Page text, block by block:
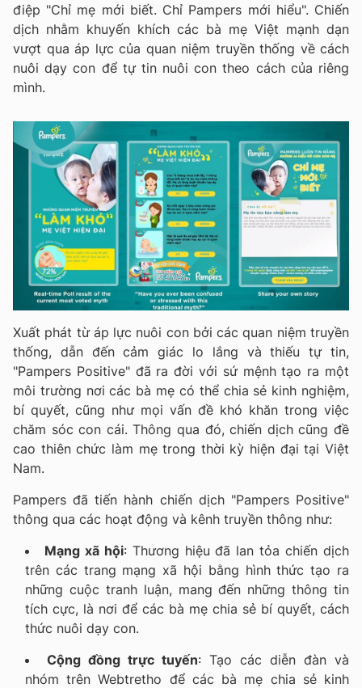
điệp "Chỉ mẹ mới biết. Chỉ Pampers mới hiểu". Chiến
dịch nhằm khuyến khích các bà mẹ Việt mạnh dạn
vượt qua áp lực của quan niệm truyền thống về cách
nuôi dạy con để tự tin nuôi con theo cách của riêng
mình.
Xuất phát từ áp lực nuôi con bởi các quan niệm truyền
thống, dẫn đến cảm giác lo lắng và thiếu tự tin,
"Pampers Positive" đã ra đời với sứ mệnh tạo ra một
môi trường nơi các bà mẹ có thể chia sẻ kinh nghiệm,
bí quyết, cũng như mọi vấn đề khó khăn trong việc
chăm sóc con cái. Thông qua đó, chiến dịch cũng đề
cao thiên chức làm mẹ trong thời kỳ hiện đại tại Việt
Nam.
Pampers đã tiến hành chiến dịch "Pampers Positive"
thông qua các hoạt động và kênh truyền thông như:
Mạng xã hội: Thương hiệu đã lan tỏa chiến dịch
trên các trang mạng xã hội bằng hình thức tạo ra
những cuộc tranh luận, mang đến những thông tin
tích cực, là nơi để các bà mẹ chia sẻ bí quyết, cách
thức nuôi dạy con.
Cộng đồng trực tuyến: Tạo các diễn đàn và
nhóm trên Webtretho để các bà mẹ chia sẻ kinh